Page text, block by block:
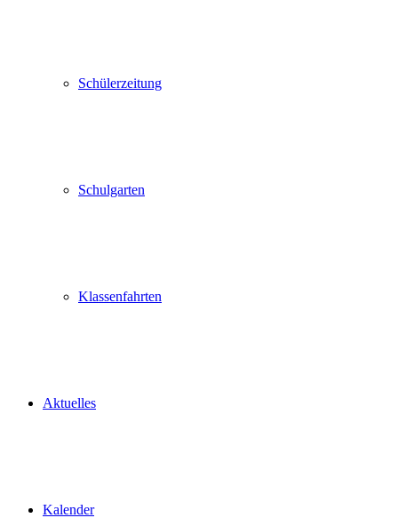
Schülerzeitung
Schulgarten
Klassenfahrten
Aktuelles
Kalender